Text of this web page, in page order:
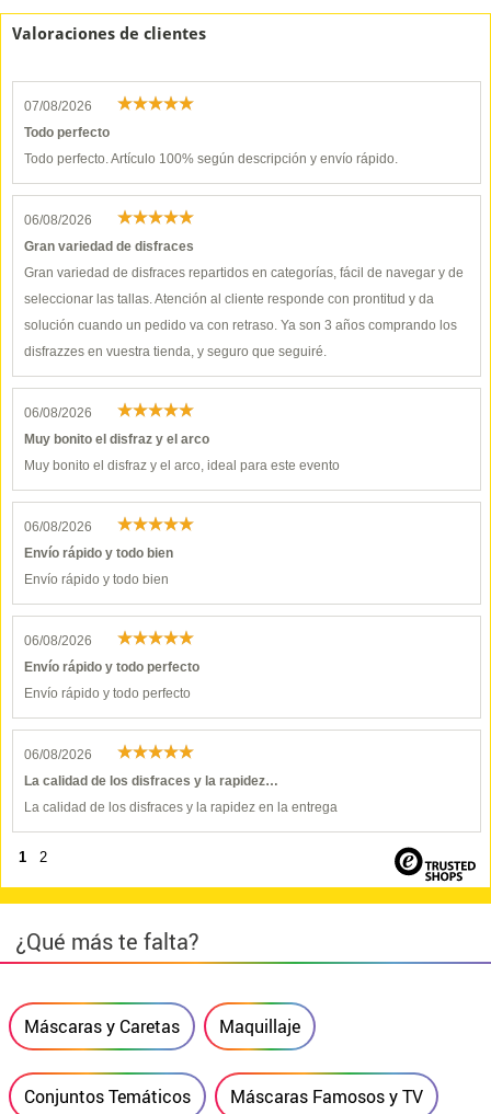
Valoraciones de clientes
07/08/2026
Todo perfecto
Todo perfecto. Artículo 100% según descripción y envío rápido.
06/08/2026
Gran variedad de disfraces
Gran variedad de disfraces repartidos en categorías, fácil de navegar y de
seleccionar las tallas. Atención al cliente responde con prontitud y da
solución cuando un pedido va con retraso. Ya son 3 años comprando los
disfrazzes en vuestra tienda, y seguro que seguiré.
06/08/2026
Muy bonito el disfraz y el arco
Muy bonito el disfraz y el arco, ideal para este evento
06/08/2026
Envío rápido y todo bien
Envío rápido y todo bien
06/08/2026
Envío rápido y todo perfecto
Envío rápido y todo perfecto
06/08/2026
La calidad de los disfraces y la rapidez…
La calidad de los disfraces y la rapidez en la entrega
1 2
¿Qué más te falta?
Máscaras y Caretas Maquillaje
Conjuntos Temáticos Máscaras Famosos y TV